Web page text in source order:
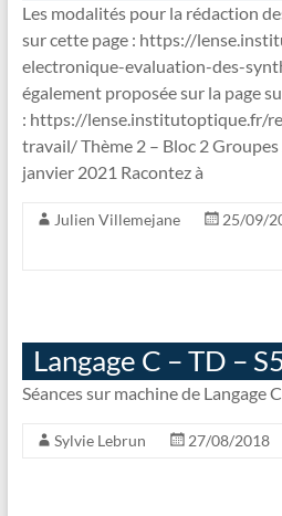
Les modalités pour la rédaction
sur cette page : https://
electronique-evaluation-des-
également proposée sur la page
: https://lense.institutoptique.fr/
travail/ Thème 2 – Bloc 2
janvier 2021 Racontez à
Julien Villemejane 25/09/
Langage C – TD –
Séances sur machine de Langage C
Sylvie Lebrun 27/08/2018